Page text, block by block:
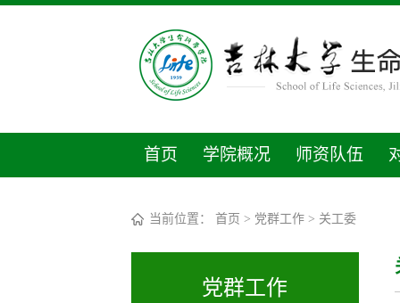
首页 学院概况 师资队伍
当前位置： 首页 > 党群工作> 关工委
党群工作